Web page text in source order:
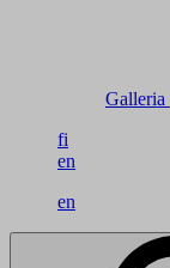
Galleria
fi
en
en